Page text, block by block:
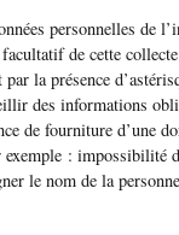
personnelles de
de cette
la présence
des informations
de fourniture d’une
: impossibilité
le nom de la